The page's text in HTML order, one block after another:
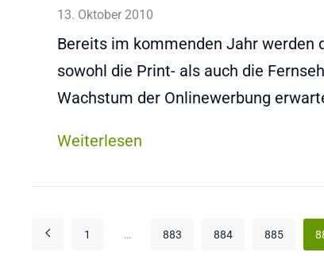
13. Oktober 2010
Bereits im kommenden Jahr werden
sowohl die Print- als auch die
Wachstum der Onlinewerbung
Weiterlesen
1 … 883 884 885